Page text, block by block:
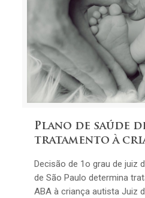
Plano de saúde
tratamento à
Decisão de 1o grau de juiz
de São Paulo determina
ABA à criança autista Juiz